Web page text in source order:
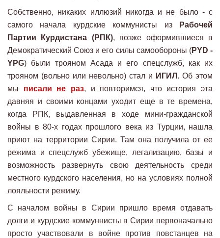
Собственно, никаких иллюзий никогда и не было - с
самого начала курдские коммунисты из
Рабочей
Партии Курдистана (РПК), позже оформившиеся в
Демократический Союз и его силы самообороны (PYD -
YPG) были трояном Асада и его спецслужб, как их
трояном (вольно или невольно) стал и ИГИЛ . Об этом
мы писали не раз, и повторимся, что история эта
давняя и своими концами уходит еще в те времена,
когда РПК, выдавленная в ходе мини-гражданской
войны в 80-х годах прошлого века из Турции, нашла
приют на территории Сирии. Там она получила от ее
режима и спецслужб убежище, легализацию, базы и
возможность развернуть свою деятельность среди
местного курдского населения, но на условиях полной
лояльности режиму.
С началом войны в Сирии пришло время отдавать
долги и курдские коммуннисты в Сирии первоначально
просто участвовали в войне против повстанцев на